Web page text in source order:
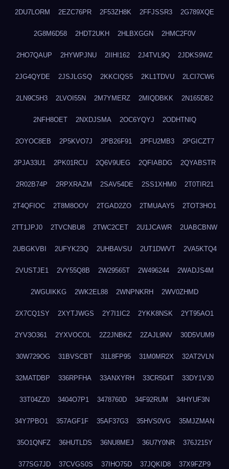
2DU7LORM 2EZC76PR 2F53ZH8K 2FFJSSR3 2G789XQE
2G8M6D58 2HDT2UKH 2HLBXGGN 2HMC2F0V
2HO7QAUP 2HYWPJNU 2IIHI162 2J4TVL9Q 2JDKS9WZ
2JG4QYDE 2JSJLGSQ 2KKCIQS5 2KL1TDVU 2LCI7CW6
2LN9C5H3 2LVOI55N 2M7YMERZ 2MIQDBKK 2N165DB2
2NFH8OET 2NXDJSMA 2OC6YQYJ 2ODHTNIQ
2OYOC8EB 2P5KVO7J 2PB26F91 2PFU2MB3 2PGICZT7
2PJA33U1 2PK01RCU 2Q6V9UEG 2QFIABDG 2QYABSTR
2R02B74P 2RPXRAZM 2SAV54DE 2SS1XHM0 2T0TIR21
2T4QFIOC 2T8M8OOV 2TGAD2ZO 2TMUAAY5 2TOT3HO1
2TT1JPJ0 2TVCNBU8 2TWC2CET 2U1JCAWR 2UABCBNW
2UBGKVBI 2UFYK23Q 2UHBAVSU 2UT1DWVT 2VA5KTQ4
2VUSTJE1 2VY55Q8B 2W29565T 2W496244 2WADJS4M
2WGUIKKG 2WK2EL88 2WNPNKRH 2WV0ZHMD
2X7CQ1SY 2XYTJWGS 2Y7I1IC2 2YKK8NSK 2YT95AO1
2YV3O361 2YXVOCOL 2Z2JNBKZ 2ZAJL9NV 30D5VUM9
30W729OG 31BVSCBT 31L8FP95 31M0MR2X 32AT2VLN
32MATDBP 336RPFHA 33ANXYRH 33CR504T 33DY1V30
33T04ZZ0 3404O7P1 3478760D 34F92RUM 34HYUF3N
34Y7PBO1 357AGF1F 35AF37G3 35HVS0VG 35MJZMAN
35O1QNFZ 36HUTLDS 36NU8MEJ 36U7Y0NR 376J215Y
377SG7JD 37CVGS0S 37IHO75D 37JQKID8 37X9FZP9